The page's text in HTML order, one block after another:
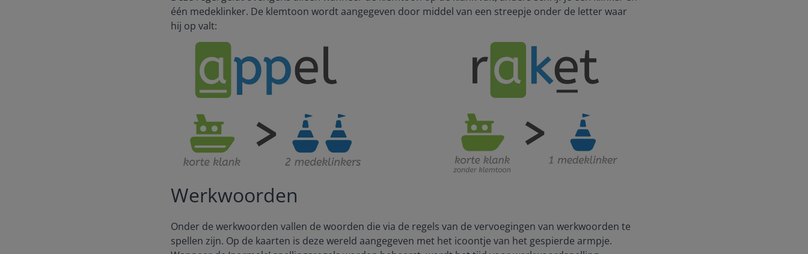
één medeklinker. De klemtoon wordt aangegeven door middel van een streepje onder de letter waar
hij op valt:
Werkwoorden
Onder de werkwoorden vallen de woorden die via de regels van de vervoegingen van werkwoorden te
spellen zijn. Op de kaarten is deze wereld aangegeven met het icoontje van het gespierde armpje.